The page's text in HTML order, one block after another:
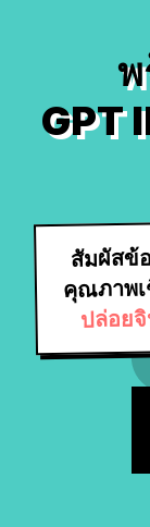
พ
GPT
สัมผัสข้
คุณภาพ
ปล่อย